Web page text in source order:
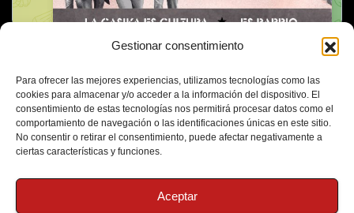
Gestionar consentimiento
Para ofrecer las mejores experiencias, utilizamos tecnologías como las
cookies para almacenar y/o acceder a la información del dispositivo. El
consentimiento de estas tecnologías nos permitirá procesar datos como el
comportamiento de navegación o las identificaciones únicas en este sitio.
No consentir o retirar el consentimiento, puede afectar negativamente a
ciertas características y funciones.
Aceptar